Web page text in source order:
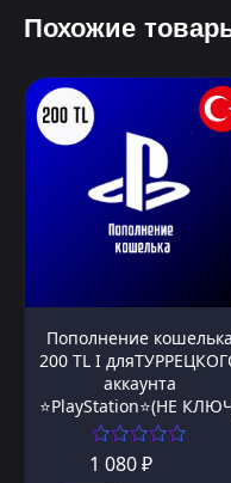
Похожие
Пополнение кошелька
200 TL I
аккаунта
⭐PlayStation⭐(НЕ
1 080 ₽